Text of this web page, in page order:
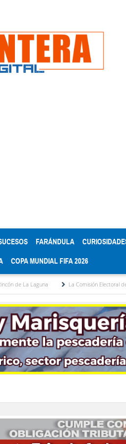
FARÁNDULA
COPA MUNDIAL FIFA 2026
La Comisión Electoral del Colegio de